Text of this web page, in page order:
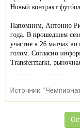
Новый контракт
Напомним, Антонио
года. В прошедшем
участие в 26 матчах
голом. Согласно
Transfermarkt,
Источник: